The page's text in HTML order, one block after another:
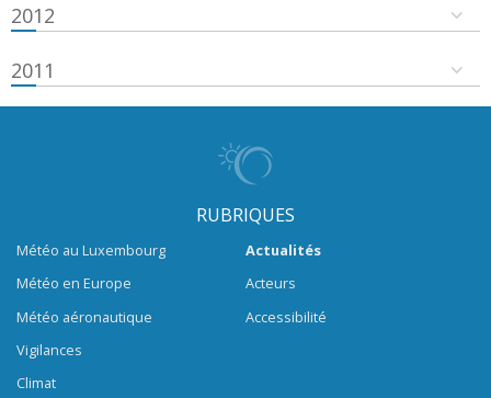
2012
2011
RUBRIQUES
Météo au Luxembourg
Météo en Europe
Météo aéronautique
Vigilances
Climat
Actualités
Acteurs
Accessibilité